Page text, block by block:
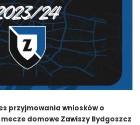
przyjmowania wniosków o
domowe Zawiszy Bydgoszcz